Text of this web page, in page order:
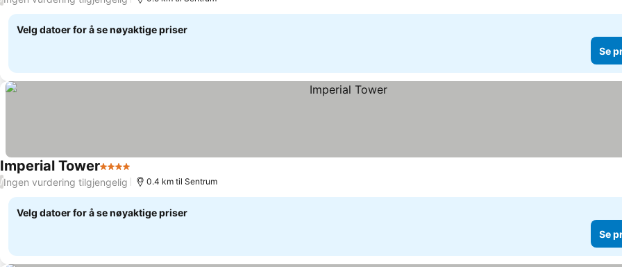
Velg datoer for å se nøyaktige priser
Se
Imperial Tower4 Stjerner
/Ingen vurdering tilgjengelig 0.4 km til Sentrum
Velg datoer for å se nøyaktige priser
Se